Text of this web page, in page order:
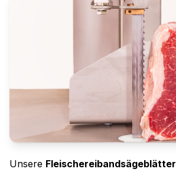
Unsere Fleischereibandsägeblätter